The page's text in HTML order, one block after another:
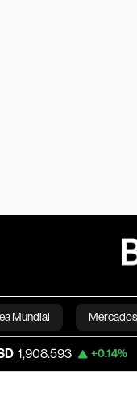
Mundial Mercados
Bloomberg Green
+0.14% Visa